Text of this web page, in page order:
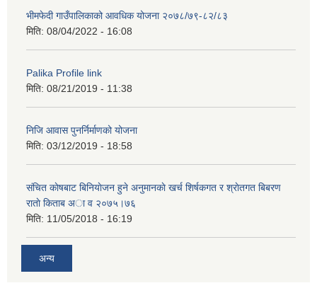
भीमफेदी गाउँपालिकाको आवधिक योजना २०७८/७९-८२/८३
मिति: 08/04/2022 - 16:08
Palika Profile link
मिति: 08/21/2019 - 11:38
निजि आवास पुनर्निर्माणको योजना
मिति: 03/12/2019 - 18:58
संचित काेषबाट बिनियाेजन हुने अनुमानकाे खर्च शिर्षकगत र श्राेतगत बिबरण
राताे किताब अा‍ व २‍०७५।७६
मिति: 11/05/2018 - 16:19
अन्य